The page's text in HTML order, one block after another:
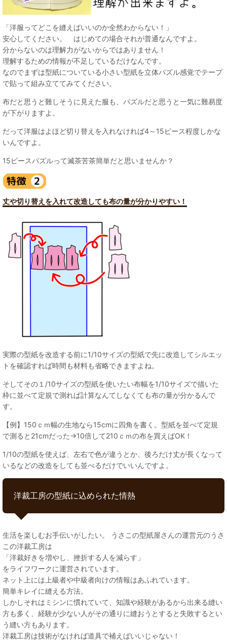
「洋服ってどこを縫えばいいのか全然わからない！」
安心してください。 はじめての場合それが普通なんですよ。
分からないのは理解力がないからではありません！
理解するための情報が不足しているだけなんです。
なのでまずは型紙についている小さい型紙を立体パズル感覚でテープ
で貼って組み立ててみてください。
布だと思うと難しそうに見えた服も、パズルだと思うと一気に難易度
が下がりますよ。
だって洋服はよほど切り替えを入れなければ4～15ピース程度しかな
いんですよ。
15ピースパズルって滅茶苦茶簡単だと思いませんか？
丈や切り替えを入れて改造しても布の量が分かりやすい！
実際の型紙を改造する前に1/10サイズの型紙で先に改造してシルエッ
トを確認すれば時間も材料も省略できますよね。
そしてその１/10サイズの型紙を使いたい布幅を1/10サイズで描いた
枠に並べて定規で測れば計算なんてしなくても布の量が分かるんで
す。
【例】150ｃｍ幅の生地なら15cmに四角を書く。型紙を並べて定規
で測ると21cmだった→10倍して210ｃｍの布を買えばOK！
1/10の型紙を使えば、左右で色が違うとか、後ろだけ丈が長くなって
いるなどの改造をしても並べるだけでいいんですよ。
洋裁工房の型紙に込められた情熱
生活を楽しむお手伝いがしたい。 うさこの型紙屋さんの運営元のうさ
この洋裁工房は
「洋裁好きを増やし、挫折する人を減らす」
をライフワークに運営されています。
ネット上には上級者や中級者向けの情報はあふれています。
簡単キレイに縫える方法。
しかしそれはミシンに慣れていて、知識や経験があるから出来る縫い
方も多く、経験が少ない人がその通りに縫おうとすると失敗するとい
う縫い方もあります。
洋裁工房は技術がなければ道具で補えばいいじゃない！